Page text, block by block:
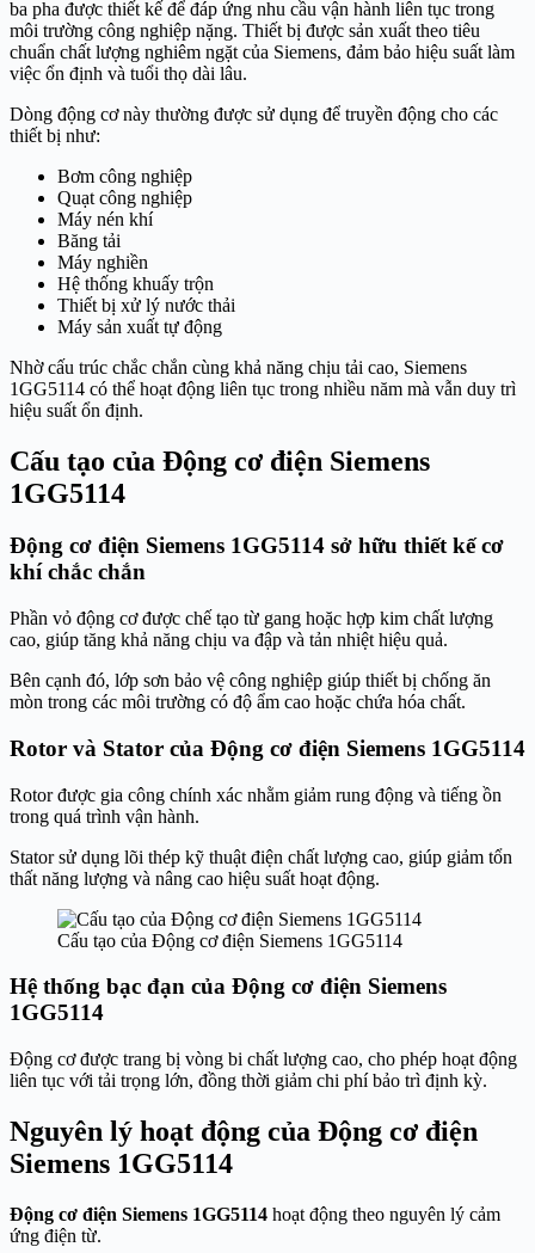
ba pha được thiết kế để đáp ứng nhu cầu vận hành liên tục trong
môi trường công nghiệp nặng. Thiết bị được sản xuất theo tiêu
chuẩn chất lượng nghiêm ngặt của Siemens, đảm bảo hiệu suất làm
việc ổn định và tuổi thọ dài lâu.
Dòng động cơ này thường được sử dụng để truyền động cho các
thiết bị như:
Bơm công nghiệp
Quạt công nghiệp
Máy nén khí
Băng tải
Máy nghiền
Hệ thống khuấy trộn
Thiết bị xử lý nước thải
Máy sản xuất tự động
Nhờ cấu trúc chắc chắn cùng khả năng chịu tải cao, Siemens
1GG5114 có thể hoạt động liên tục trong nhiều năm mà vẫn duy trì
hiệu suất ổn định.
Cấu tạo của Động cơ điện Siemens
1GG5114
Động cơ điện Siemens 1GG5114 sở hữu thiết kế cơ
khí chắc chắn
Phần vỏ động cơ được chế tạo từ gang hoặc hợp kim chất lượng
cao, giúp tăng khả năng chịu va đập và tản nhiệt hiệu quả.
Bên cạnh đó, lớp sơn bảo vệ công nghiệp giúp thiết bị chống ăn
mòn trong các môi trường có độ ẩm cao hoặc chứa hóa chất.
Rotor và Stator của Động cơ điện Siemens 1GG5114
Rotor được gia công chính xác nhằm giảm rung động và tiếng ồn
trong quá trình vận hành.
Stator sử dụng lõi thép kỹ thuật điện chất lượng cao, giúp giảm tổn
thất năng lượng và nâng cao hiệu suất hoạt động.
Cấu tạo của Động cơ điện Siemens 1GG5114
Hệ thống bạc đạn của Động cơ điện Siemens
1GG5114
Động cơ được trang bị vòng bi chất lượng cao, cho phép hoạt động
liên tục với tải trọng lớn, đồng thời giảm chi phí bảo trì định kỳ.
Nguyên lý hoạt động của Động cơ điện
Siemens 1GG5114
Động cơ điện Siemens 1GG5114 hoạt động theo nguyên lý cảm
ứng điện từ.